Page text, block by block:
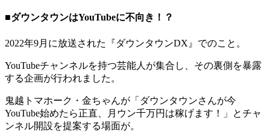
■ダウンタウンはYouTubeに不向き！？
2022年9月に放送された『ダウンタウンDX』でのこと。
YouTubeチャンネルを持つ芸能人が集合し、その裏側を暴露
する企画が行われました。
鬼越トマホーク・金ちゃんが「ダウンタウンさんが今
YouTube始めたら正直、月ウン千万円は稼げます！」とチャ
ンネル開設を提案する場面が。